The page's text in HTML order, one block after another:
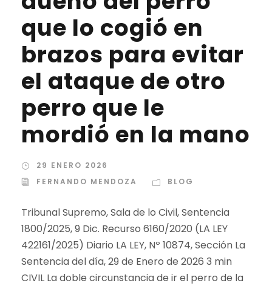
que lo cogió en
brazos para evitar
el ataque de otro
perro que le
mordió en la mano
29 ENERO 2026
FERNANDO MENDOZA
BLOG
Tribunal Supremo, Sala de lo Civil, Sentencia
1800/2025, 9 Dic. Recurso 6160/2020 (LA LEY
422161/2025) Diario LA LEY, Nº 10874, Sección La
Sentencia del día, 29 de Enero de 2026 3 min
CIVIL La doble circunstancia de ir el perro de la